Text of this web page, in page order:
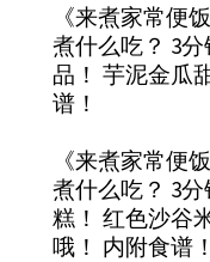
《来煮家常便
煮什么吃？ 3
品！ 芋泥金瓜
谱！
《来煮家常便
煮什么吃？ 3
糕！ 红色沙谷
哦！ 内附食谱！